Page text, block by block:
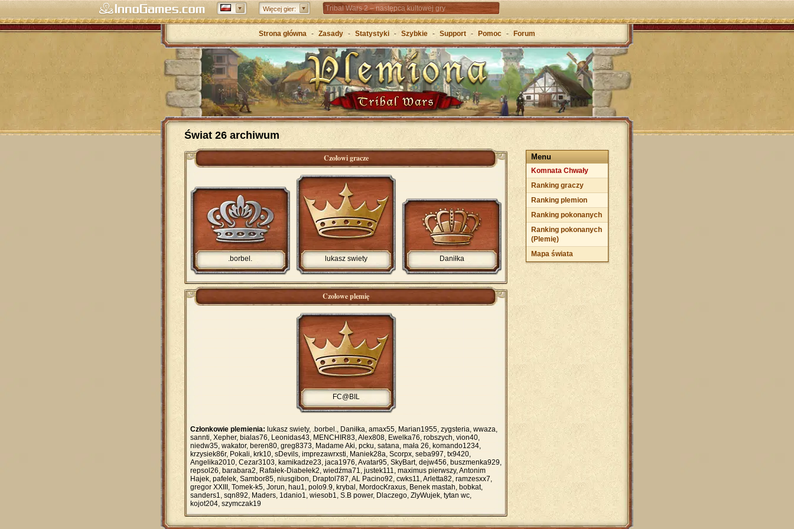
Więcej gier: Tribal Wars 2 – następca kultowej gry
Forge of Empires – Strategia o epokach cywilizacji
Grepolis – Wznieś imperium w antycznej Grecji
Strona główna - Zasady - Statystyki - Szybkie - Support - Pomoc - Forum
Świat 26 archiwum
Menu
Komnata Chwały
Ranking graczy
Ranking plemion
Ranking pokonanych
Ranking pokonanych
(Plemię)
Mapa świata
Czołowi gracze
lukasz swiety
.borbel. Daniłka
Czołowe plemię
FC@BIL
Członkowie plemienia: lukasz swiety, .borbel., Daniłka, amax55, Marian1955, zygsteria, wwaza,
sannti, Xepher, bialas76, Leonidas43, MENCHIR83, Alex808, Ewelka76, robszych, vion40,
niedw35, wakator, beren80, greg8373, Madame Aki, pcku, satana, mała 26, komando1234,
krzysiek86r, Pokali, krk10, sDevils, imprezawrxsti, Maniek28a, Scorpx, seba997, tx9420,
Angelika2010, Cezar3103, kamikadze23, jaca1976, Avatar95, SkyBart, dejw456, buszmenka929,
repsol26, barabara2, Rafałek-Diabełek2, wiedźma71, justek111, maximus pierwszy, Antonim
Hajek, pafelek, Sambor85, niusgibon, Draptol787, AL Pacino92, cwks11, Arletta82, ramzesxx7,
gregor XXIII, Tomek-k5, Jorun, hau1, polo9.9, krybal, MordocKraxus, Benek mastah, bobkat,
sanders1, sqn892, Maders, 1danio1, wiesob1, S.B power, Dlaczego, ZlyWujek, tytan wc,
kojot204, szymczak19